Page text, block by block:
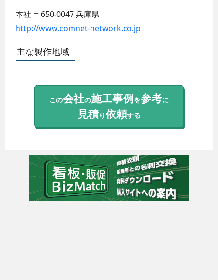
本社 〒650-0047兵庫県
http://www.comnet-network.co.jp
主な製作地域
この会社の施工事例を参考に
見積り依頼する